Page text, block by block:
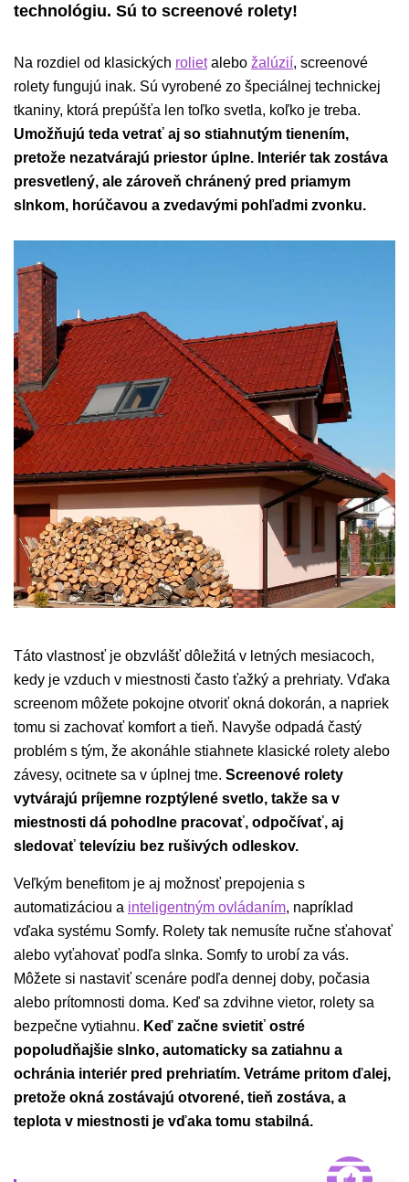
technológiu. Sú to screenové rolety!
Na rozdiel od klasických rolietalebo žalúzií, screenové
rolety fungujú inak. Sú vyrobené zo špeciálnej technickej
tkaniny, ktorá prepúšťa len toľko svetla, koľko je treba.
Umožňujú teda vetrať aj so stiahnutým tienením,
pretože nezatvárajú priestor úplne. Interiér tak zostáva
presvetlený, ale zároveň chránený pred priamym
slnkom, horúčavou a zvedavými pohľadmi zvonku.
Táto vlastnosť je obzvlášť dôležitá v letných mesiacoch,
kedy je vzduch v miestnosti často ťažký a prehriaty. Vďaka
screenom môžete pokojne otvoriť okná dokorán, a napriek
tomu si zachovať komfort a tieň. Navyše odpadá častý
problém s tým, že akonáhle stiahnete klasické rolety alebo
závesy, ocitnete sa v úplnej tme. Screenové rolety
vytvárajú príjemne rozptýlené svetlo, takže sa v
miestnosti dá pohodlne pracovať, odpočívať, aj
sledovať televíziu bez rušivých odleskov.
Veľkým benefitom je aj možnosť prepojenia s
automatizáciou a inteligentným ovládaním, napríklad
vďaka systému Somfy. Rolety tak nemusíte ručne sťahovať
alebo vyťahovať podľa slnka. Somfy to urobí za vás.
Môžete si nastaviť scenáre podľa dennej doby, počasia
alebo prítomnosti doma. Keď sa zdvihne vietor, rolety sa
bezpečne vytiahnu. Keď začne svietiť ostré
popoludňajšie slnko, automaticky sa zatiahnu a
ochránia interiér pred prehriatím. Vetráme pritom ďalej,
pretože okná zostávajú otvorené, tieň zostáva, a
teplota v miestnosti je vďaka tomu stabilná.